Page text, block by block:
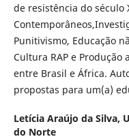
de resistência do século
Punitivismo, Educação
Cultura RAP e Produção
entre Brasil e África.
propostas para um(a)
Letícia Araújo da Silva,
do Norte